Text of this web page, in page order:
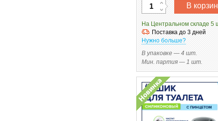
В
На Центральном складе 5
Поставка до 3 дней
Нужно больше?
В упаковке — 4 шт.
Мин. партия — 1 шт.